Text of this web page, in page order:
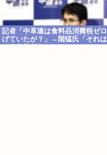
記者「中革連は食料品消費税ゼ
げていたが？」→階猛氏「それ